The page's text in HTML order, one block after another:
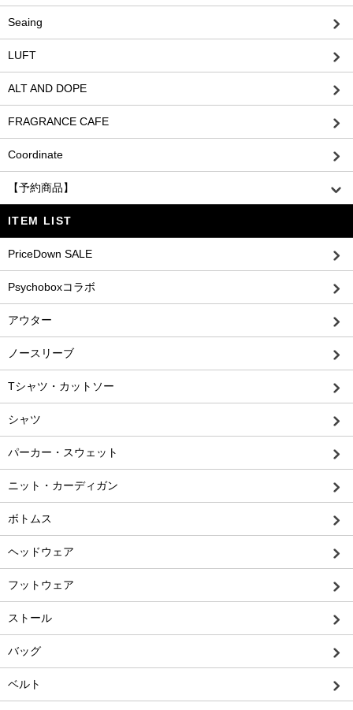
Seaing
LUFT
ALT AND DOPE
FRAGRANCE CAFE
Coordinate
【予約商品】
ITEM LIST
PriceDown SALE
Psychoboxコラボ
アウター
ノースリーブ
Tシャツ・カットソー
シャツ
パーカー・スウェット
ニット・カーディガン
ボトムス
ヘッドウェア
フットウェア
ストール
バッグ
ベルト